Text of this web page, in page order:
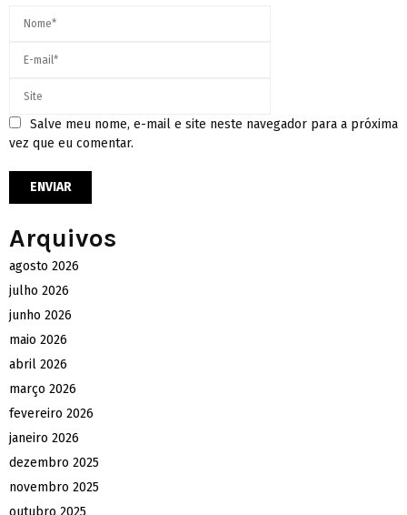
Salve meu nome, e-mail e site neste navegador para a próxima
vez que eu comentar.
Arquivos
agosto 2026
julho 2026
junho 2026
maio 2026
abril 2026
março 2026
fevereiro 2026
janeiro 2026
dezembro 2025
novembro 2025